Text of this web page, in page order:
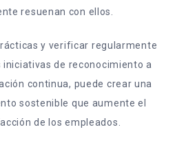
resuenan con ellos.
y verificar regularmente
de reconocimiento a
continua, puede crear una
sostenible que aumente el
de los empleados.